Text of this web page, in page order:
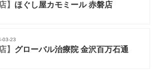
】 ほぐし屋カモミール 赤磐店
03-23
】 グローバル治療院 金沢百万石通